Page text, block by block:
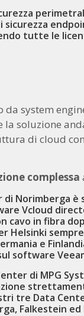
sicurezza
tutte le
system
soluzione
di cloud
complessa
di Norimberga
Vcloud
cavo in fibra
Helsinki
e
software
di MPG
tre Data
Falkestein ed